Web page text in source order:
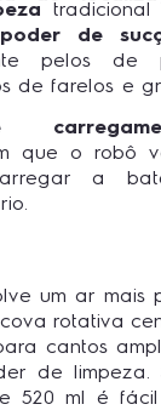
tradicional
de
pelos de
de farelos e
que o robô
a
um ar mais
rotativa
cantos
de limpeza.
520 ml é